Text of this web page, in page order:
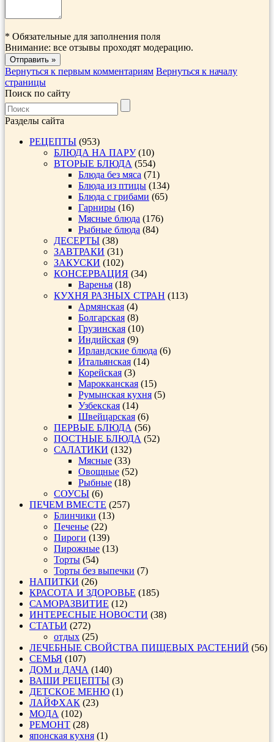
* Обязательные для заполнения поля
Внимание: все отзывы проходят модерацию.
Вернуться к первым комментариям Вернуться к началу
страницы
Поиск по сайту
Разделы сайта
РЕЦЕПТЫ (953)
БЛЮДА НА ПАРУ(10)
ВТОРЫЕ БЛЮДА (554)
Блюда без мяса (71)
Блюда из птицы (134)
Блюда с грибами (65)
Гарниры (16)
Мясные блюда (176)
Рыбные блюда (84)
ДЕСЕРТЫ (38)
ЗАВТРАКИ (31)
ЗАКУСКИ (102)
КОНСЕРВАЦИЯ (34)
Варенья (18)
КУХНЯ РАЗНЫХ СТРАН (113)
Армянская (4)
Болгарская (8)
Грузинская (10)
Индийская (9)
Ирландские блюда (6)
Итальянская (14)
Корейская (3)
Марокканская (15)
Румынская кухня (5)
Узбекская (14)
Швейцарская (6)
ПЕРВЫЕ БЛЮДА (56)
ПОСТНЫЕ БЛЮДА (52)
САЛАТИКИ (132)
Мясные (33)
Овощные (52)
Рыбные (18)
СОУСЫ (6)
ПЕЧЕМ ВМЕСТЕ (257)
Блинчики (13)
Печенье (22)
Пироги (139)
Пирожные (13)
Торты (54)
Торты без выпечки (7)
НАПИТКИ (26)
КРАСОТА И ЗДОРОВЬЕ (185)
САМОРАЗВИТИЕ (12)
ИНТЕРЕСНЫЕ НОВОСТИ (38)
СТАТЬИ (272)
отдых (25)
ЛЕЧЕБНЫЕ СВОЙСТВА ПИЩЕВЫХ РАСТЕНИЙ (56)
СЕМЬЯ (107)
ДОМ и ДАЧА (140)
ВАШИ РЕЦЕПТЫ (3)
ДЕТСКОЕ МЕНЮ (1)
ЛАЙФХАК (23)
МОДА (102)
РЕМОНТ (28)
японская кухня (1)